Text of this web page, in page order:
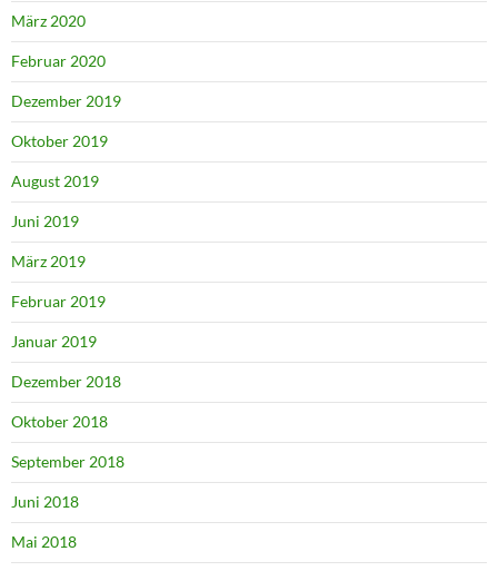
März 2020
Februar 2020
Dezember 2019
Oktober 2019
August 2019
Juni 2019
März 2019
Februar 2019
Januar 2019
Dezember 2018
Oktober 2018
September 2018
Juni 2018
Mai 2018